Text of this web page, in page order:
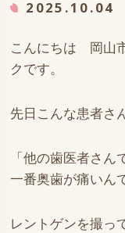
2025.10.04
こんにちは 岡
クです。
先日こんな患者さ
「他の歯医者さ
一番奥歯が痛いん
レントゲンを撮っ